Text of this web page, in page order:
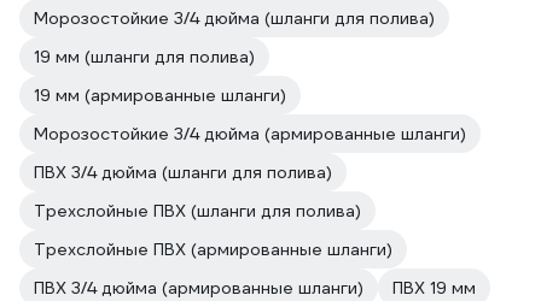
Морозостойкие 3/4 дюйма (шланги для полива)
19 мм (шланги для полива)
19 мм (армированные шланги)
Морозостойкие 3/4 дюйма (армированные шланги)
ПВХ 3/4 дюйма (шланги для полива)
Трехслойные ПВХ (шланги для полива)
Трехслойные ПВХ (армированные шланги)
ПВХ 3/4 дюйма (армированные шланги)
ПВХ 19 мм